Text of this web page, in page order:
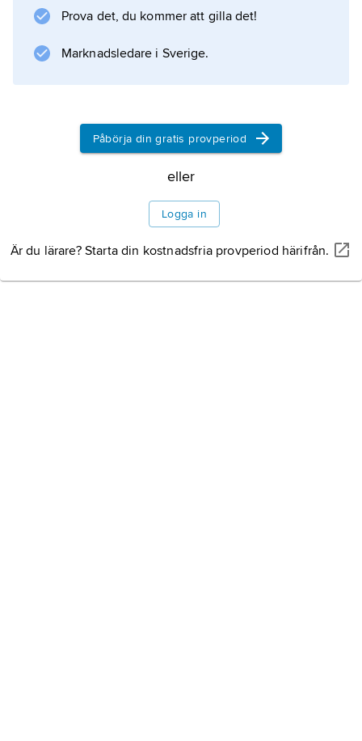
och fransk rätt inspirerade portugisiska rätten
kodifikationerna är civillagen, handelslagen,
Information om artikeln
Prova det, du kommer att gilla det!
Marknadsledare i Sverige.
Påbörja din gratis provperiod
eller
Logga in
Är du lärare? Starta din kostnadsfria provperiod härifrån.